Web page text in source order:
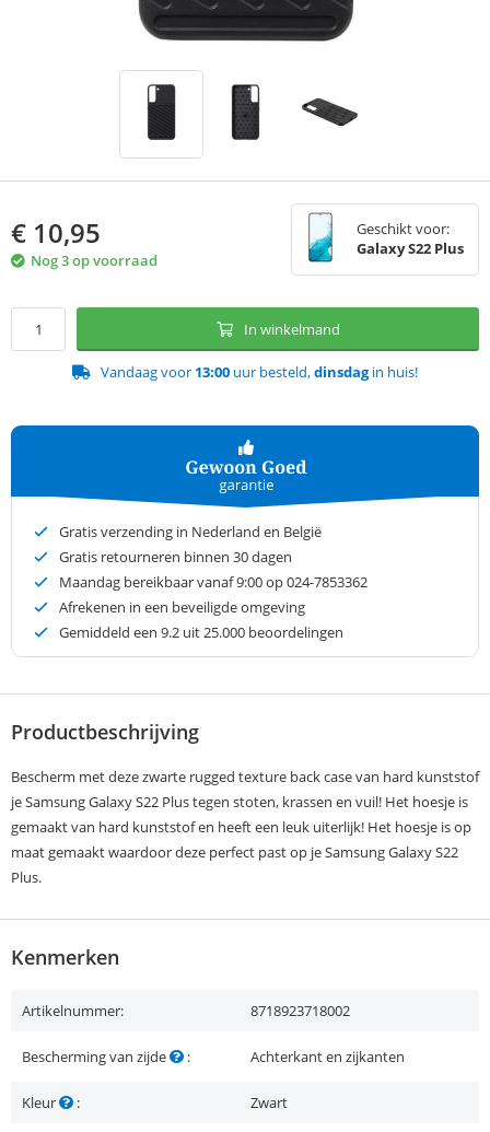
€ 10,95
Nog 3 op voorraad
Geschikt voor:
Galaxy S22 Plus
In winkelmand
Vandaag voor 13:00 uur besteld,dinsdagin huis!
Gratis verzending in Nederland en België
Gratis retourneren binnen 30 dagen
Maandag bereikbaar vanaf 9:00 op 024-7853362
Afrekenen in een beveiligde omgeving
Gemiddeld een 9.2 uit 25.000 beoordelingen
Productbeschrijving
Bescherm met deze zwarte rugged texture back case van hard kunststof
je Samsung Galaxy S22 Plus tegen stoten, krassen en vuil! Het hoesje is
gemaakt van hard kunststof en heeft een leuk uiterlijk! Het hoesje is op
maat gemaakt waardoor deze perfect past op je Samsung Galaxy S22
Plus.
Kenmerken
Artikelnummer: 8718923718002
Bescherming van zijde : Achterkant en zijkanten
Kleur : Zwart